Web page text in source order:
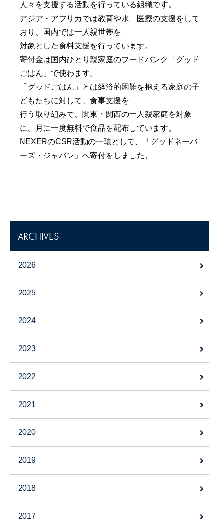
人々を支援する活動を行っている組織です。
アジア・アフリカでは教育や水、医療の支援をして
おり、国内では一人親世帯を
対象とした食料支援を行っています。
寄付金は国内ひとり親家庭のフードバンク「グッド
ごはん」で使わます。
「グッドごはん」とは経済的困難を抱える家庭の子
どもたちに対して、食事支援を
行う取り組みで、関東・関西の一人親家庭を対象
に、月に一度無料で食品を配布しています。
NEXERのCSR活動の一環として、「グッドネーバ
ーズ・ジャパン」へ寄付をしました。
ARCHIVES
2026
2025
2024
2023
2022
2021
2020
2019
2018
2017